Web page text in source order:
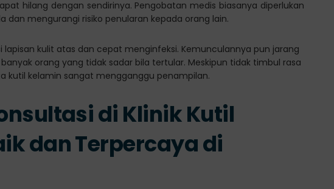
hilang dengan sendirinya. Pengobatan medis biasanya diperlukan
dan mengurangi risiko penularan kepada orang lain.
di Klinik Kutil
dan Terpercaya di